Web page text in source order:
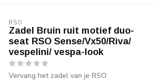
RSO
Zadel Bruin ruit motief duo-
seat RSO Sense/Vx50/Riva/
vespelini/ vespa-look
Vervang het zadel van je RSO